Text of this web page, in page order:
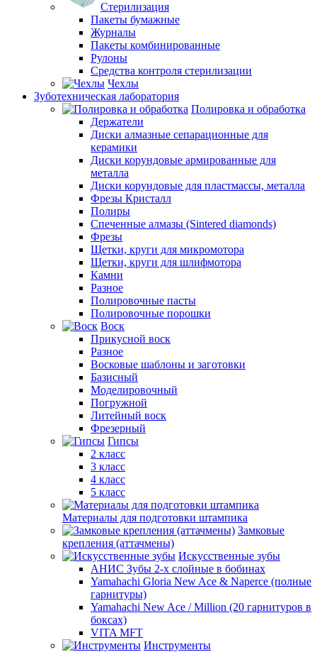
Стерилизация
Пакеты бумажные
Журналы
Пакеты комбинированные
Рулоны
Средства контроля стерилизации
Чехлы
Зуботехническая лаборатория
Полировка и обработка
Держатели
Диски алмазные сепарационные для
керамики
Диски корундовые армированные для
металла
Диски корундовые для пластмассы, металла
Фрезы Кристалл
Полиры
Спеченные алмазы (Sintered diamonds)
Фрезы
Щетки, круги для микромотора
Щетки, круги для шлифмотора
Камни
Разное
Полировочные пасты
Полировочные порошки
Воск
Прикусной воск
Разное
Восковые шаблоны и заготовки
Базисный
Моделировочный
Погружной
Литейный воск
Фрезерный
Гипсы
2 класс
3 класс
4 класс
5 класс
Материалы для подготовки штампика
Замковые
крепления (аттачмены)
Искусственные зубы
АНИС Зубы 2-х слойные в бобинах
Yamahachi Gloria New Ace & Naperce (полные
гарнитуры)
Yamahachi New Ace / Million (20 гарнитуров в
боксах)
VITA MFT
Инструменты